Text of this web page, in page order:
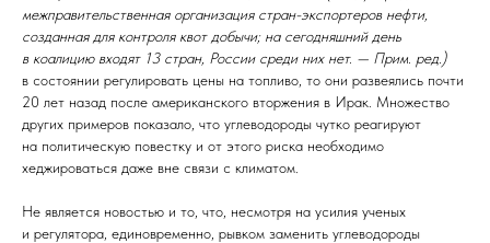
межправительственная организация стран-экспортеров нефти,
созданная для контроля квот добычи; на сегодняшний день
в коалицию входят 13 стран, России среди них нет. — Прим. ред.)
в состоянии регулировать цены на топливо, то они развеялись почти
20 лет назад после американского вторжения в Ирак. Множество
других примеров показало, что углеводороды чутко реагируют
на политическую повестку и от этого риска необходимо
хеджироваться даже вне связи с климатом.
Не является новостью и то, что, несмотря на усилия ученых
и регулятора, единовременно, рывком заменить углеводороды